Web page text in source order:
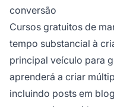
conversão
Cursos gratuitos de
tempo substancial à
principal veículo para
aprenderá a criar
incluindo posts em